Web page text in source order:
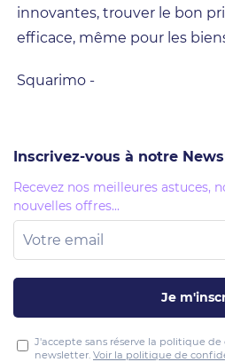
innovantes, trouver le bon
efficace, même pour les
Squarimo -
Inscrivez-vous à notre
Recevez nos meilleures astuces,
nouvelles offres...
Je
J'accepte sans réserve la politique
newsletter. Voir la politique de